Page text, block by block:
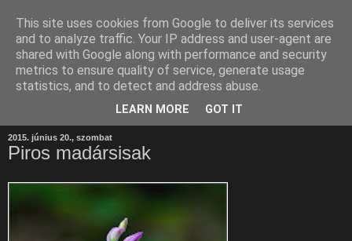
2015. június 20., szombat
Piros madársisak
This site uses cookies from Google to deliver its services
and to analyze traffic. Your IP address and user-agent are
shared with Google along with performance and security
metrics to ensure quality of service, generate usage
statistics, and to detect and address abuse.
LEARN MORE GOT IT